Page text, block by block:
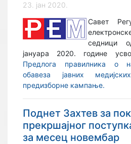
23. јан 2020.
Савет
седници
јануара 2020. године
Предлога правилника о
обавеза јавних
предизборне кампање.
Поднет Захтев за
прекршајног
за месец новембар